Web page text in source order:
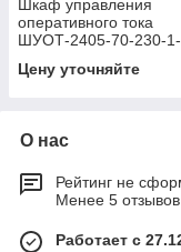
Шкаф управления
оперативного тока
ШУОТ-2405-70-230-1-
Цену уточняйте
О нас
Рейтинг не
Менее 5
Работает с